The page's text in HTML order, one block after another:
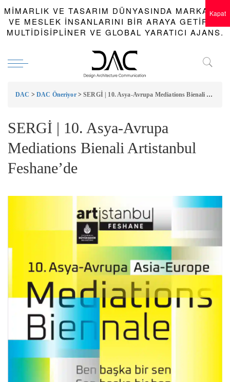
MIMARLIK VE TASARIM DÜNYASINDA MARKALAR
VE MESLEK INSANLARINI BIR ARAYA GETIREN
MULTIDISIPLINER VE GLOBAL YARATICI AJANS.
DAC > DAC Öneriyor>SERGİ | 10. Asya-Avrupa Mediations Bienali Artistanbul Feshane’de
SERGİ | 10. Asya-Avrupa
Mediations Bienali Artistanbul
Feshane’de
Kapat